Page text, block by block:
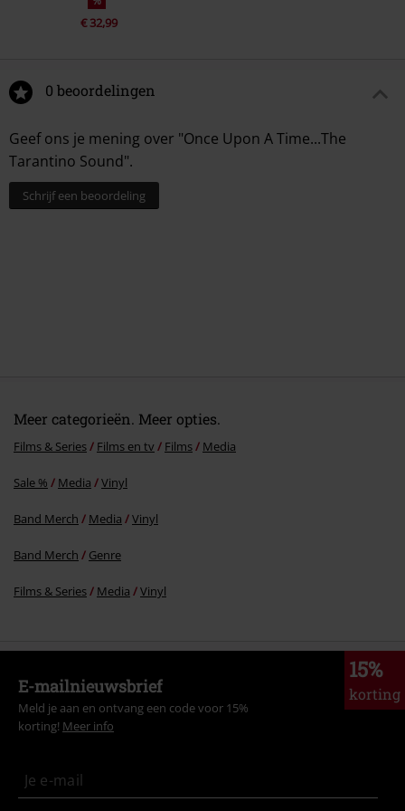
€ 32,99
0 beoordelingen
Geef ons je mening over "Once Upon A Time...The
Tarantino Sound".
Schrijf een beoordeling
Meer categorieën. Meer opties.
Films & Series Films en tv Films Media
Sale % Media Vinyl
Band Merch Media Vinyl
Band Merch Genre
Films & Series Media Vinyl
15%
korting
E-mailnieuwsbrief
Meld je aan en ontvang een code voor 15%
korting! Meer info